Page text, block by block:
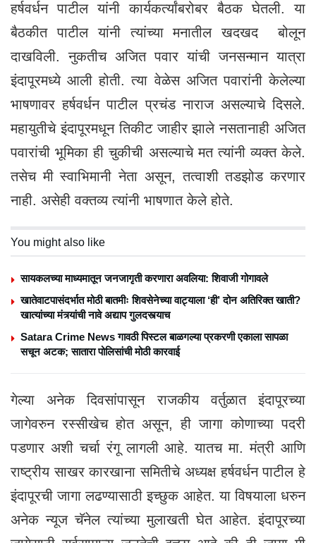
हर्षवर्धन पाटील यांनी कार्यकर्त्यांबरोबर बैठक घेतली. या
बैठकीत पाटील यांनी त्यांच्या मनातील खदखद बोलून
दाखविली. नुकतीच अजित पवार यांची जनसन्मान यात्रा
इंदापूरमध्ये आली होती. त्या वेळेस अजित पवारांनी केलेल्या
भाषणावर हर्षवर्धन पाटील प्रचंड नाराज असल्याचे दिसले.
महायुतीचे इंदापूरमधून तिकीट जाहीर झाले नसतानाही अजित
पवारांची भूमिका ही चुकीची असल्याचे मत त्यांनी व्यक्त केले.
तसेच मी स्वाभिमानी नेता असून, तत्वाशी तडझोड करणार
नाही. असेही वक्तव्य त्यांनी भाषणात केले होते.
You might also like
सायकलच्या माध्यमातून जनजागृती करणारा अवलिया: शिवाजी गोगावले
खातेवाटपासंदर्भात मोठी बातमीः शिवसेनेच्या वाट्याला ‘ही’ दोन अतिरिक्त खाती?
खात्यांच्या मंत्र्यांची नावे अद्याप गुलदस्त्याच
Satara Crime News गावठी पिस्टल बाळगल्या प्रकरणी एकाला सापळा
सचून अटक; सातारा पोलिसांची मोठी कारवाई
गेल्या अनेक दिवसांपासून राजकीय वर्तुळात इंदापूरच्या
जागेवरुन रस्सीखेच होत असून, ही जागा कोणाच्या पदरी
पडणार अशी चर्चा रंगू लागली आहे. यातच मा. मंत्री आणि
राष्ट्रीय साखर कारखाना समितीचे अध्यक्ष हर्षवर्धन पाटील हे
इंदापूरची जागा लढण्यासाठी इच्छुक आहेत. या विषयाला धरुन
अनेक न्यूज चॅनेल त्यांच्या मुलाखती घेत आहेत. इंदापूरच्या